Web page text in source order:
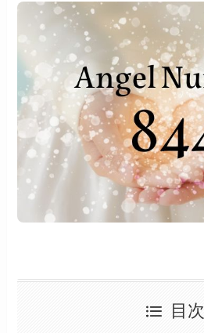
目次